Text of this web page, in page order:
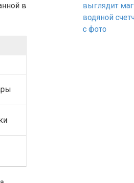
в
выглядит
водяной
с фото